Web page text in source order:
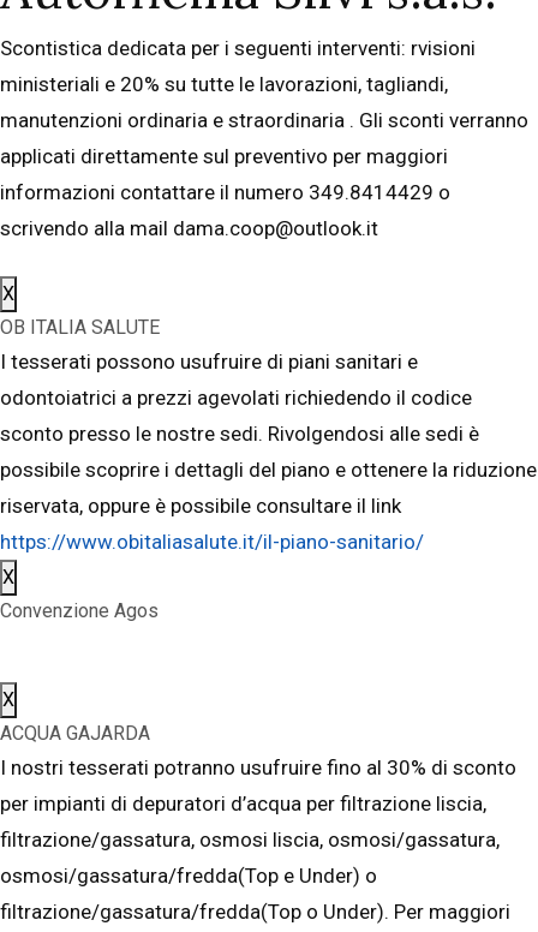
Scontistica dedicata per i seguenti interventi: rvisioni
ministeriali e 20% su tutte le lavorazioni, tagliandi,
manutenzioni ordinaria e straordinaria . Gli sconti verranno
applicati direttamente sul preventivo per maggiori
informazioni contattare il numero 349.8414429 o
scrivendo alla mail dama.coop@outlook.it
X
OB ITALIA SALUTE
I tesserati possono usufruire di piani sanitari e
odontoiatrici a prezzi agevolati richiedendo il codice
sconto presso le nostre sedi. Rivolgendosi alle sedi è
possibile scoprire i dettagli del piano e ottenere la riduzione
riservata, oppure è possibile consultare il link
https://www.obitaliasalute.it/il-piano-sanitario/
X
Convenzione Agos
X
ACQUA GAJARDA
I nostri tesserati potranno usufruire fino al 30% di sconto
per impianti di depuratori d’acqua per filtrazione liscia,
filtrazione/gassatura, osmosi liscia, osmosi/gassatura,
osmosi/gassatura/fredda(Top e Under) o
filtrazione/gassatura/fredda(Top o Under). Per maggiori